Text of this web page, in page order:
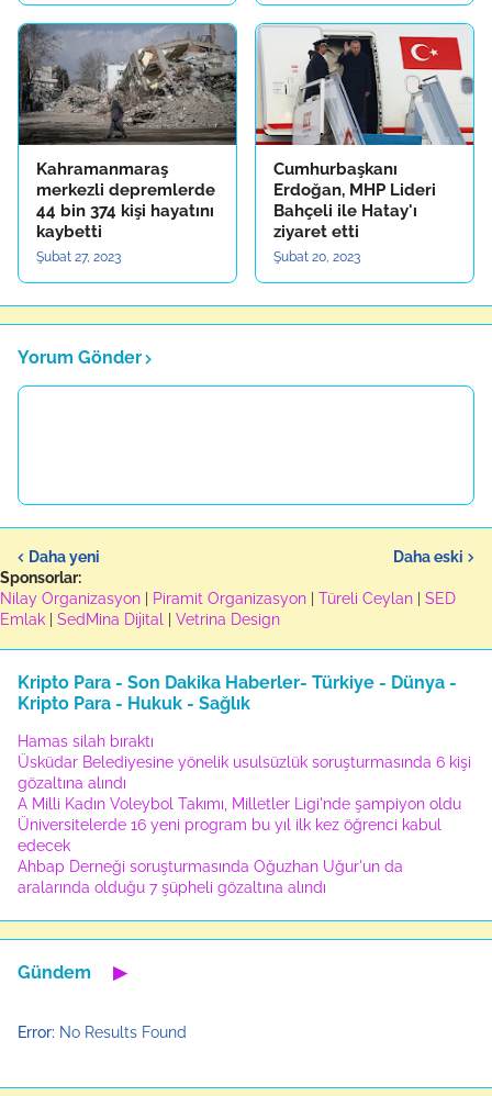
Kahramanmaraş
merkezli depremlerde
44 bin 374 kişi hayatını
kaybetti
Şubat 27, 2023
Cumhurbaşkanı
Erdoğan, MHP Lideri
Bahçeli ile Hatay'ı
ziyaret etti
Şubat 20, 2023
Yorum Gönder
Daha yeni
Daha eski
Sponsorlar:
Nilay Organizasyon
Piramit Organizasyon Türeli Ceylan
SED
Emlak
SedMina Dijital Vetrina Design
Kripto Para - Son Dakika Haberler- Türkiye - Dünya -
Kripto Para - Hukuk - Sağlık
Hamas silah bıraktı
Üsküdar Belediyesine yönelik usulsüzlük soruşturmasında 6 kişi
gözaltına alındı
A Milli Kadın Voleybol Takımı, Milletler Ligi'nde şampiyon oldu
Üniversitelerde 16 yeni program bu yıl ilk kez öğrenci kabul
edecek
Ahbap Derneği soruşturmasında Oğuzhan Uğur'un da
aralarında olduğu 7 şüpheli gözaltına alındı
Gündem ▶
Error: No Results Found